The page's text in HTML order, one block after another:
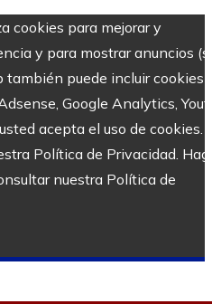
cookies para mejorar y
y para mostrar anuncios
también puede incluir cookies
Google Analytics,
acepta el uso de cookies.
Política de Privacidad.
nuestra Política de